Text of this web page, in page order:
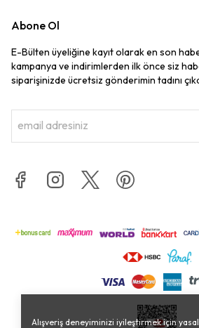
Alışveriş deneyiminizi iyileştirmek için yasal
Abone Ol
E-Bülten üyeliğine kayıt olarak en son
kampanya ve indirimlerden ilk önce siz
siparişinizde ücretsiz gönderimin tadını